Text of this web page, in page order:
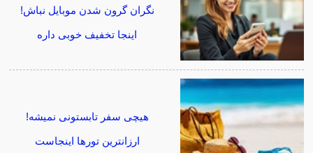
نگران گرون شدن موبایل نباش!
اینجا تخفیف خوبی داره
هیچی سفر تابستونی نمیشه!
ارزانترین تورها اینجاست